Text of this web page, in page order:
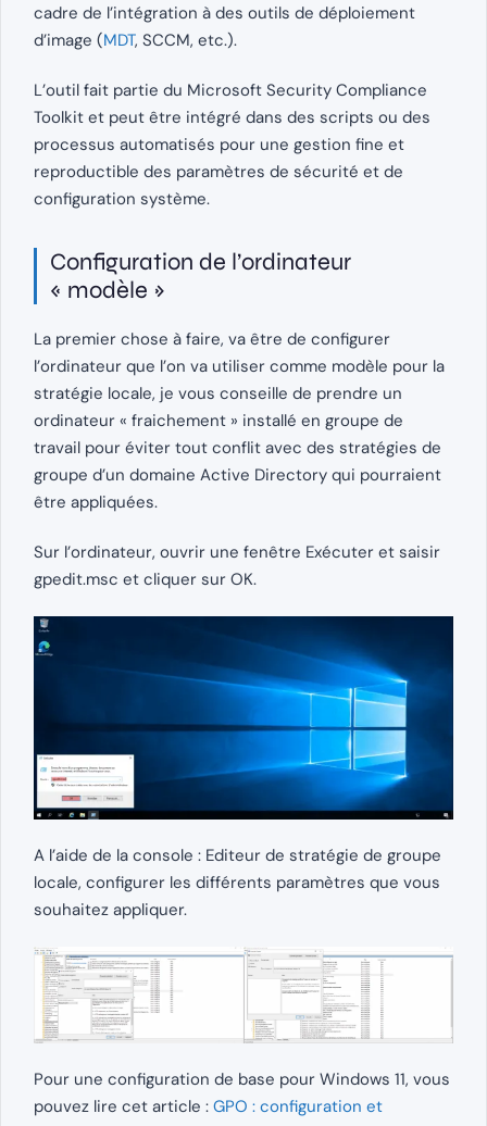
cadre de l’intégration à des outils de déploiement
d’image (MDT, SCCM, etc.).
L’outil fait partie du Microsoft Security Compliance
Toolkit et peut être intégré dans des scripts ou des
processus automatisés pour une gestion fine et
reproductible des paramètres de sécurité et de
configuration système.
Configuration de l’ordinateur
« modèle »
La premier chose à faire, va être de configurer
l’ordinateur que l’on va utiliser comme modèle pour la
stratégie locale, je vous conseille de prendre un
ordinateur « fraichement » installé en groupe de
travail pour éviter tout conflit avec des stratégies de
groupe d’un domaine Active Directory qui pourraient
être appliquées.
Sur l’ordinateur, ouvrir une fenêtre Exécuter et saisir
gpedit.msc et cliquer sur OK.
A l’aide de la console : Editeur de stratégie de groupe
locale, configurer les différents paramètres que vous
souhaitez appliquer.
Pour une configuration de base pour Windows 11, vous
pouvez lire cet article : GPO : configuration et